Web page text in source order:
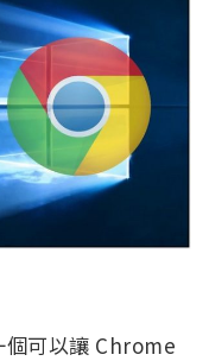
個可以讓 Chrome